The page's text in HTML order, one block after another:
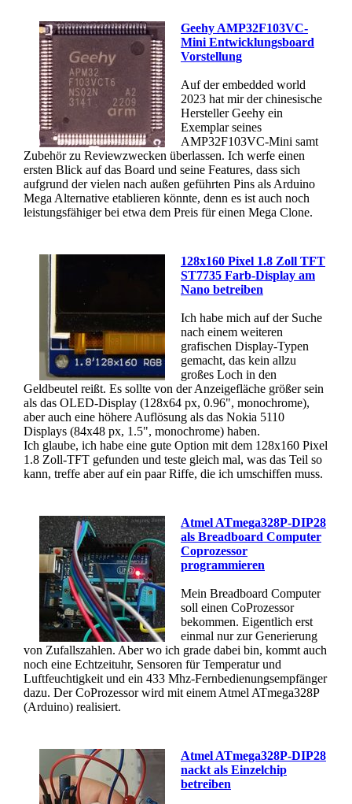
Geehy AMP32F103VC-
Mini Entwicklungsboard
Vorstellung
Auf der embedded world
2023 hat mir der chinesische
Hersteller Geehy ein
Exemplar seines
AMP32F103VC-Mini samt
Zubehör zu Reviewzwecken überlassen. Ich werfe einen
ersten Blick auf das Board und seine Features, dass sich
aufgrund der vielen nach außen geführten Pins als Arduino
Mega Alternative etablieren könnte, denn es ist auch noch
leistungsfähiger bei etwa dem Preis für einen Mega Clone.
128x160 Pixel 1.8 Zoll TFT
ST7735 Farb-Display am
Nano betreiben
Ich habe mich auf der Suche
nach einem weiteren
grafischen Display-Typen
gemacht, das kein allzu
großes Loch in den
Geldbeutel reißt. Es sollte von der Anzeigefläche größer sein
als das OLED-Display (128x64 px, 0.96", monochrome),
aber auch eine höhere Auflösung als das Nokia 5110
Displays (84x48 px, 1.5", monochrome) haben.
Ich glaube, ich habe eine gute Option mit dem 128x160 Pixel
1.8 Zoll-TFT gefunden und teste gleich mal, was das Teil so
kann, treffe aber auf ein paar Riffe, die ich umschiffen muss.
Atmel ATmega328P-DIP28
als Breadboard Computer
Coprozessor
programmieren
Mein Breadboard Computer
soll einen CoProzessor
bekommen. Eigentlich erst
einmal nur zur Generierung
von Zufallszahlen. Aber wo ich grade dabei bin, kommt auch
noch eine Echtzeituhr, Sensoren für Temperatur und
Luftfeuchtigkeit und ein 433 Mhz-Fernbedienungsempfänger
dazu. Der CoProzessor wird mit einem Atmel ATmega328P
(Arduino) realisiert.
Atmel ATmega328P-DIP28
nackt als Einzelchip
betreiben